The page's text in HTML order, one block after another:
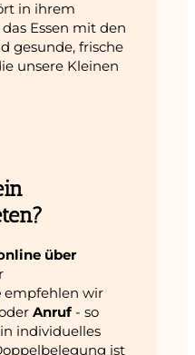
in ihrem
Essen mit den
gesunde, frische
unsere Kleinen
über
empfehlen wir
Anruf- so
individuelles
ist